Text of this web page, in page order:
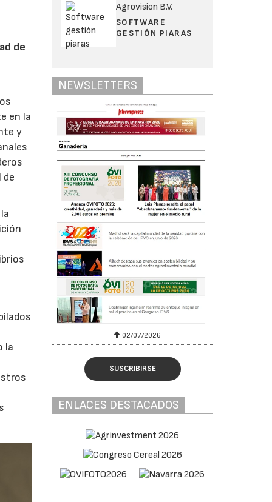
de
en la
y
de
la
Agrovision B.V.
SOFTWARE
GESTIÓN PIARAS
NEWSLETTERS
02/07/2026
SUSCRIBIRSE
ENLACES DESTACADOS